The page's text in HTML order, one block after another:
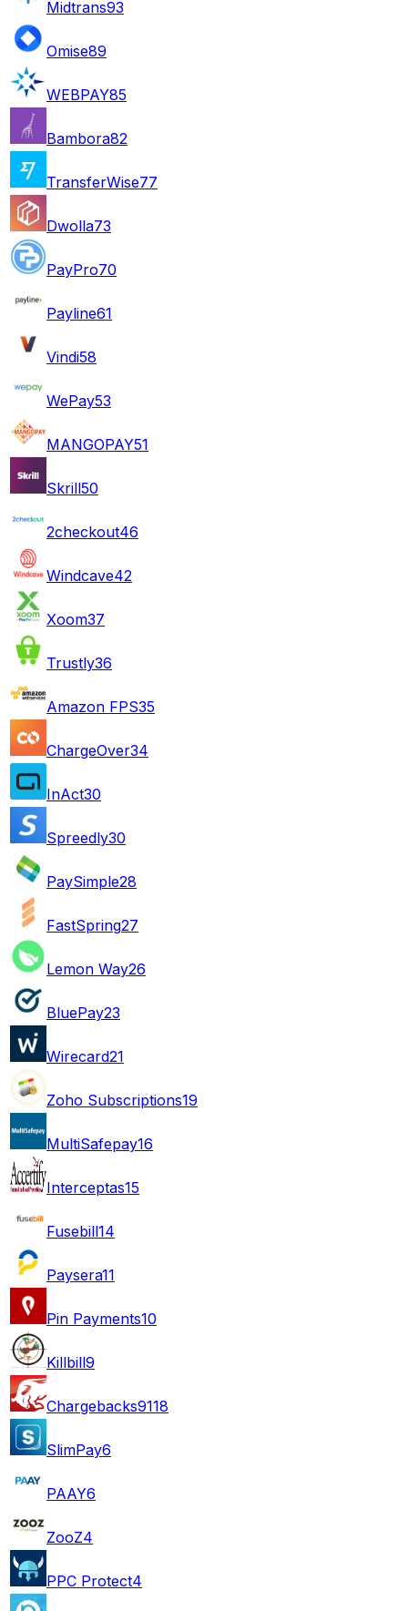
Midtrans93
Omise89
WEBPAY85
Bambora82
TransferWise77
Dwolla73
PayPro70
Payline61
Vindi58
WePay53
MANGOPAY51
Skrill50
2checkout46
Windcave42
Xoom37
Trustly36
Amazon FPS35
ChargeOver34
InAct30
Spreedly30
PaySimple28
FastSpring27
Lemon Way26
BluePay23
Wirecard21
Zoho Subscriptions19
MultiSafepay16
Interceptas15
Fusebill14
Paysera11
Pin Payments10
Killbill9
Chargebacks9118
SlimPay6
PAAY6
ZooZ4
PPC Protect4